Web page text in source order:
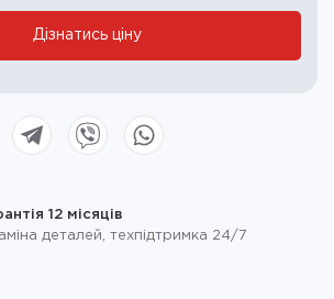
12 місяців
деталей, техпідтримка 24/7
Дізнатись ціну